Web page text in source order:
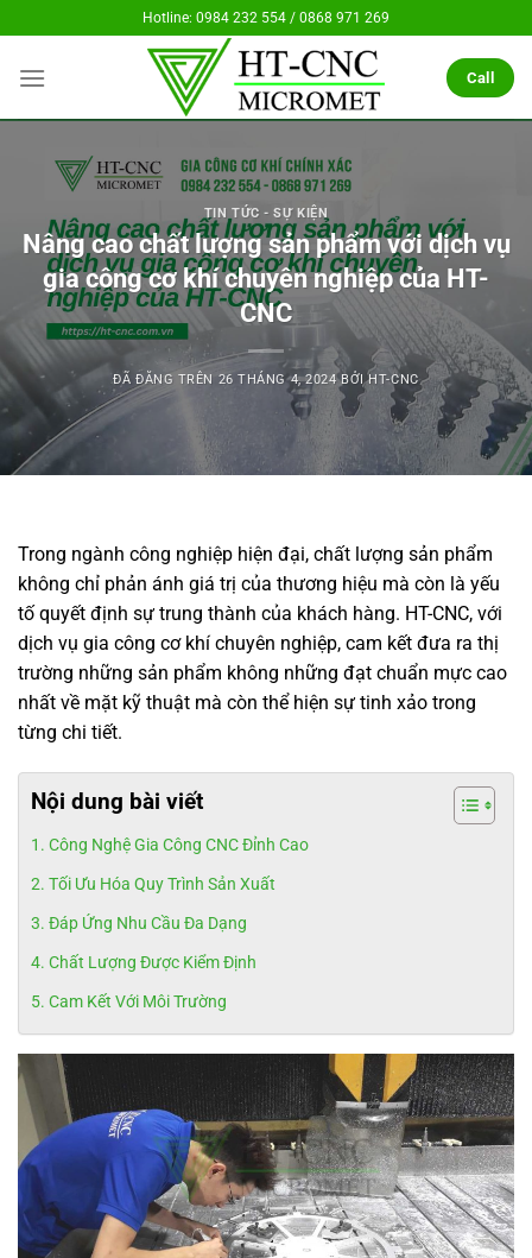
đến
nội
Hotline: 0984 232 554 / 0868 971 269
Call
TIN TỨC - SỰ KIỆN
Nâng cao chất lượng sản phẩm với dịch vụ
gia công cơ khí chuyên nghiệp của HT-
CNC
ĐÃ ĐĂNG TRÊN 26 THÁNG 4, 2024 BỞIHT-CNC
Trong ngành công nghiệp hiện đại, chất lượng sản phẩm
không chỉ phản ánh giá trị của thương hiệu mà còn là yếu
tố quyết định sự trung thành của khách hàng. HT-CNC, với
dịch vụ gia công cơ khí chuyên nghiệp, cam kết đưa ra thị
trường những sản phẩm không những đạt chuẩn mực cao
nhất về mặt kỹ thuật mà còn thể hiện sự tinh xảo trong
từng chi tiết.
Nội dung bài viết
Công Nghệ Gia Công CNC Đỉnh Cao
Tối Ưu Hóa Quy Trình Sản Xuất
Đáp Ứng Nhu Cầu Đa Dạng
Chất Lượng Được Kiểm Định
Cam Kết Với Môi Trường